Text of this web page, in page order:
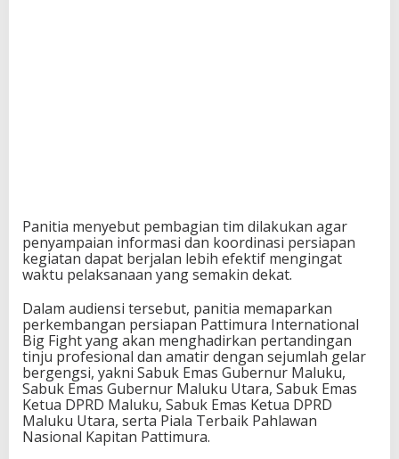
Panitia menyebut pembagian tim dilakukan agar
penyampaian informasi dan koordinasi persiapan
kegiatan dapat berjalan lebih efektif mengingat
waktu pelaksanaan yang semakin dekat.
Dalam audiensi tersebut, panitia memaparkan
perkembangan persiapan Pattimura International
Big Fight yang akan menghadirkan pertandingan
tinju profesional dan amatir dengan sejumlah gelar
bergengsi, yakni Sabuk Emas Gubernur Maluku,
Sabuk Emas Gubernur Maluku Utara, Sabuk Emas
Ketua DPRD Maluku, Sabuk Emas Ketua DPRD
Maluku Utara, serta Piala Terbaik Pahlawan
Nasional Kapitan Pattimura.